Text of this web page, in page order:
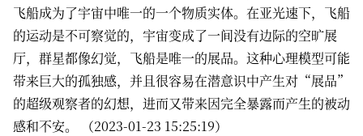
飞船成为了宇宙中唯一的一个物质实体。在亚光速下，飞船
的运动是不可察觉的，宇宙变成了一间没有边际的空旷展
厅，群星都像幻觉，飞船是唯一的展品。这种心理模型可能
带来巨大的孤独感，并且很容易在潜意识中产生对“展品”
的超级观察者的幻想，进而又带来因完全暴露而产生的被动
感和不安。 （2023-01-23 15:25:19）